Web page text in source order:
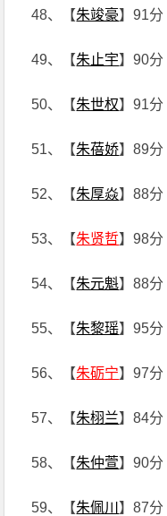
48、【朱竣豪】91分
49、【朱止宇】90分
50、【朱世权】91分
51、【朱蓓娇】89分
52、【朱厚焱】88分
53、【朱贤哲】98分
54、【朱元魁】88分
55、【朱黎瑶】95分
56、【朱砺宁】97分
57、【朱栩兰】84分
58、【朱仲萱】90分
59、【朱佩川 】87分